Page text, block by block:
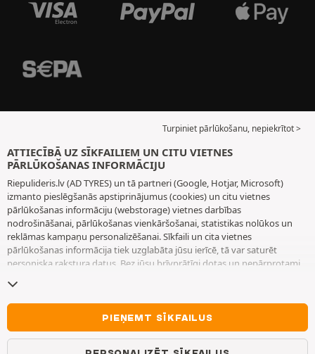
Turpiniet pārlūkošanu, nepiekrītot >
ATTIECĪBĀ UZ SĪKFAILIEM UN CITU VIETNES
PĀRLŪKOŠANAS INFORMĀCIJU
Riepulideris.lv (AD TYRES) un tā partneri (Google, Hotjar, Microsoft)
izmanto pieslēgšanās apstiprinājumus (cookies) un citu vietnes
pārlūkošanas informāciju (webstorage) vietnes darbības
nodrošināšanai, pārlūkošanas vienkāršošanai, statistikas nolūkos un
reklāmas kampaņu personalizēšanai. Sīkfaili un cita vietnes
pārlūkošanas informācija tiek uzglabāta jūsu ierīcē, tā var saturēt
personiska rakstura datus. Bez jūsu brīvprātīgi dotas un nepārprotami
pārlūkošanas informāciju, izņemot to, kas nepieciešama vietnes
darbības nodrošināšanai. Mēs saglabājam jūsu izvēli 6 mēnešus ilgu
laiku periodu. Jūs varat jebkurā brīdī atsaukt savu piekrišanu, dodoties
uz lapuSīkfaili un cita vietnes pārlūkošanas informācija. Jūs varat
izvēlēties turpināt pārlūkošanu bez piekrišanas sīkfailu un citas vietnes
PIEŅEMT SĪKFAILUS